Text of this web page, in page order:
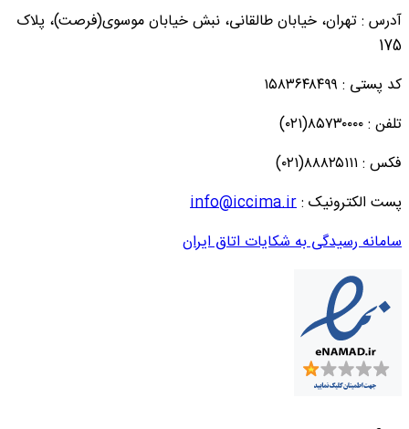
آدرس : تهران، خیابان طالقانی، نبش خیابان موسوی(فرصت)، پلاک
175
کد پستی : ۱۵۸۳۶۴۸۴۹۹
تلفن : ۸۵۷۳۰۰۰۰(۰۲۱)
فکس : ۸۸۸۲۵۱۱۱(۰۲۱)
پست الکترونیک :info@iccima.ir
سامانه رسیدگی به شکایات اتاق ایران